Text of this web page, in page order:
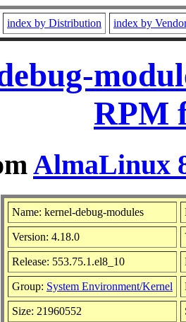
index by Distribution index by
RPM
AlmaLinux
Name: kernel-debug-modules
Version: 4.18.0
Release: 553.75.1.el8_10
Group: System Environment/Kernel
Size: 21960552